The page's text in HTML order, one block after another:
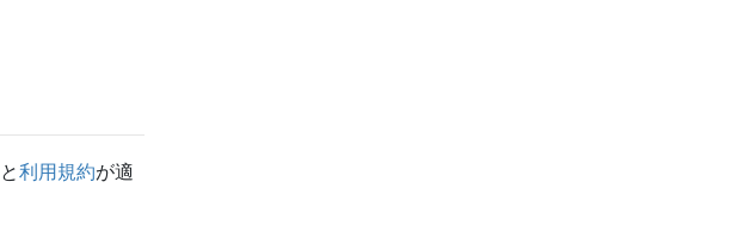
と利用規約が適